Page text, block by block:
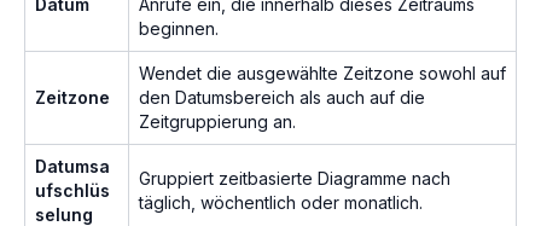
beginnen.
Zeitzone
Wendet die ausgewählte Zeitzone sowohl auf
den Datumsbereich als auch auf die
Zeitgruppierung an.
Datumsa
ufschlüs
selung
Gruppiert zeitbasierte Diagramme nach
täglich, wöchentlich oder monatlich.